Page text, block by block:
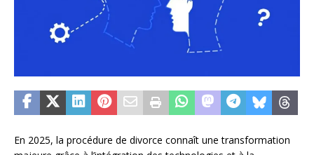
En 2025, la procédure de divorce connaît une transformation